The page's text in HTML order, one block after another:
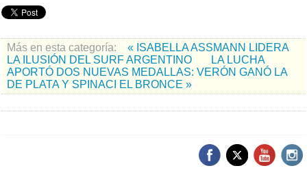
Más en esta categoría:
« ISABELLA ASSMANN LIDERA
LA ILUSIÓN DEL SURF ARGENTINO
LA LUCHA
APORTÓ DOS NUEVAS MEDALLAS: VERÓN GANÓ LA
DE PLATA Y SPINACI EL BRONCE »